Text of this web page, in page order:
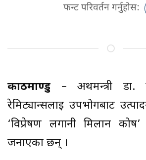
फन्ट परिवर्तन गर्नुहोस:
काठमाण्डु – अर्थमन्त्री डा.
रेमिट्यान्सलाई उपभोगबाट
‘विप्रेषण लगानी मिलान
जनाएका छन् ।